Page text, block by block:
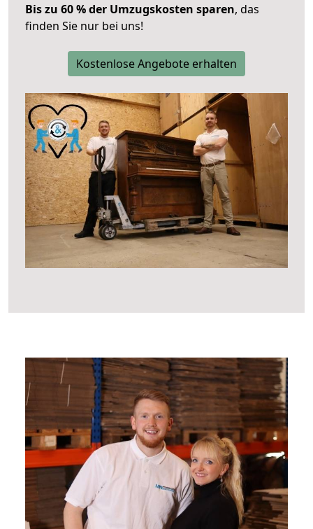
Bis zu 60 % der Umzugskosten sparen, das
finden Sie nur bei uns!
Kostenlose Angebote erhalten